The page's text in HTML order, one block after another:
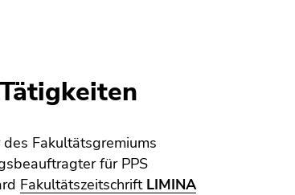
Fakultätsgremiums
für PPS
Fakultätszeitschrift LIMINA